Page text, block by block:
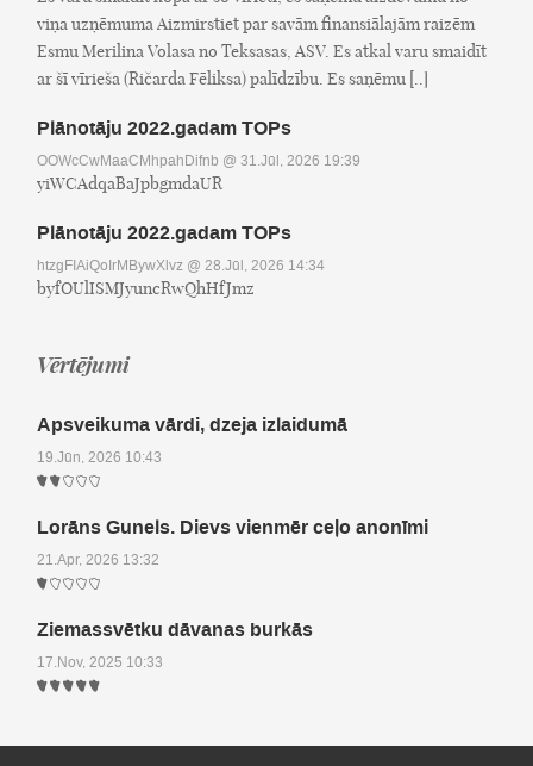
viņa uzņēmuma Aizmirstiet par savām finansiālajām raizēm
Esmu Merilina Volasa no Teksasas, ASV. Es atkal varu smaidīt
ar šī vīrieša (Ričarda Fēliksa) palīdzību. Es saņēmu [..]
Plānotāju 2022.gadam TOPs
OOWcCwMaaCMhpahDifnb @ 31.Jūl, 2026 19:39
yiWCAdqaBaJpbgmdaUR
Plānotāju 2022.gadam TOPs
htzgFIAiQoIrMBywXlvz @ 28.Jūl, 2026 14:34
byfOUlISMJyuncRwQhHfJmz
Vērtējumi
Apsveikuma vārdi, dzeja izlaidumā
19.Jūn, 2026 10:43
Lorāns Gunels. Dievs vienmēr ceļo anonīmi
21.Apr, 2026 13:32
Ziemassvētku dāvanas burkās
17.Nov, 2025 10:33